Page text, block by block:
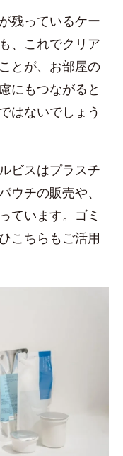
残っているケー
、これでクリア
とが、お部屋の
にもつながると
はないでしょう
ビスはプラスチ
ウチの販売や、
ています。ゴミ
こちらもご活用